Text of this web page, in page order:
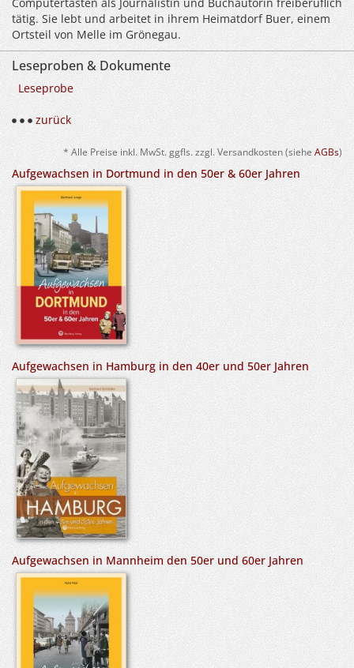
tätig. Sie lebt und arbeitet in ihrem Heimatdorf Buer, einem
Ortsteil von Melle im Grönegau.
Leseproben & Dokumente
Leseprobe
zurück
* Alle Preise inkl. MwSt. ggfls. zzgl. Versandkosten (siehe AGBs)
Aufgewachsen in Dortmund in den 50er & 60er Jahren
Aufgewachsen in Hamburg in den 40er und 50er Jahren
Aufgewachsen in Mannheim den 50er und 60er Jahren